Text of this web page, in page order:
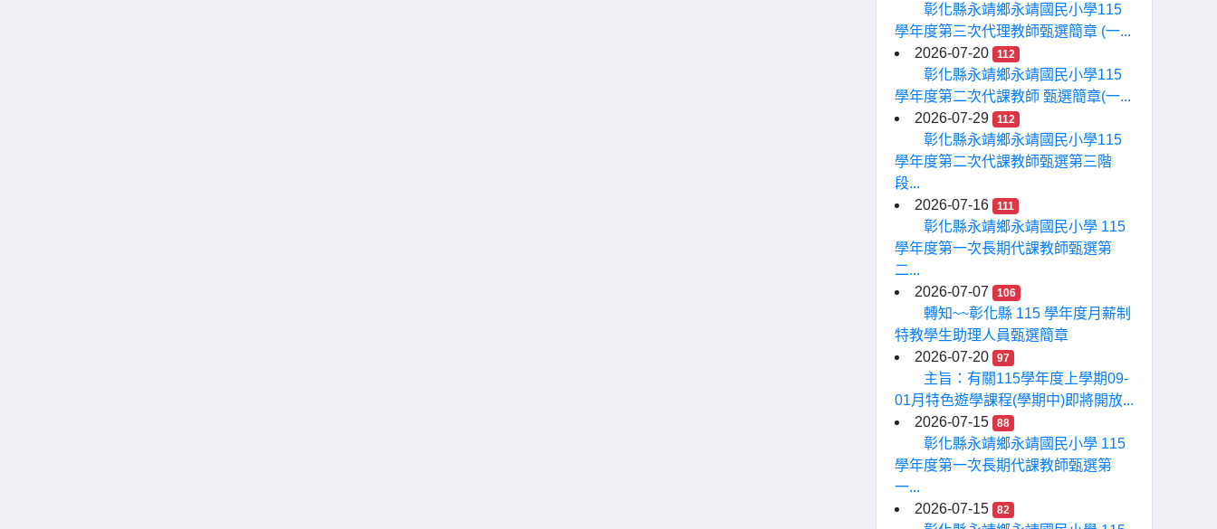
彰化縣永靖鄉永靖國民小學115
學年度第三次代理教師甄選簡章 (一...
2026-07-20
112
彰化縣永靖鄉永靖國民小學115
學年度第二次代課教師 甄選簡章(一...
2026-07-29
112
彰化縣永靖鄉永靖國民小學115
學年度第二次代課教師甄選第三階
段...
2026-07-16
111
彰化縣永靖鄉永靖國民小學 115
學年度第一次長期代課教師甄選第
二...
2026-07-07
106
轉知~~彰化縣 115 學年度月薪制
特教學生助理人員甄選簡章
2026-07-20
97
主旨：有關115學年度上學期09-
01月特色遊學課程(學期中)即將開放...
2026-07-15
88
彰化縣永靖鄉永靖國民小學 115
學年度第一次長期代課教師甄選第
一...
2026-07-15
82